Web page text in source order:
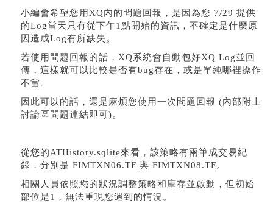
小編會希望您用XQ內的問題回報，是因為您 7/29 提供
的Log當天只有從下午1點開始的資訊，不確定是什麼原
因造成Log有所缺失。
若使用問題回報的話，XQ系統會自動包好XQ Log並回
傳，這樣就可以比較是否有bug存在，或是單純哪裡操作
不當。
因此可以的話，還是麻煩您使用一次問題回報 (內部附上
討論區問題連結即可)。
從您的ATHistory.sqlite來看，該策略有兩筆成交易紀
錄，分別是 FIMTXN06.TF 與 FIMTXN08.TF。
相關人員依照您的狀況調整策略和庫存並啟動，但初始
部位是1，無法重現您遇到的情況。